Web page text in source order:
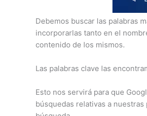
Debemos buscar las palabras
incorporarlas tanto en el
contenido de los mismos.
Las palabras clave las
Esto nos servirá para que
búsquedas relativas a